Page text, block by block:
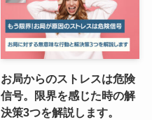
お局からのストレスは危険
信号。限界を感じた時の解
決策3つを解説します。